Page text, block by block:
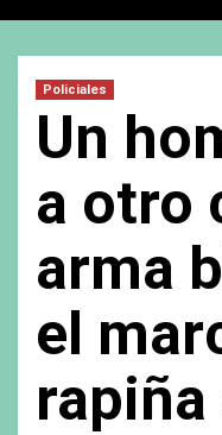
Policiales
Un
a otro
arma
el
rapiña